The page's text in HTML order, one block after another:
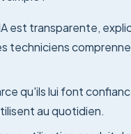
est transparente,
techniciens
qu'ils lui font
au quotidien.